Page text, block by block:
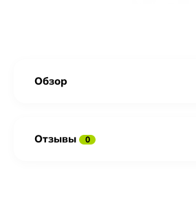
Обзор
Отзывы 0